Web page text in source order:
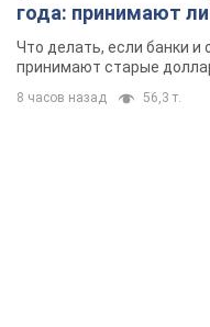
года: принимают
банки такие
Что делать, если банки и
принимают старые
8 часов назад 56,3 т.